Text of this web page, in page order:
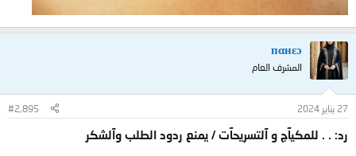
пαнεɔ
المشرف العام
27 يناير 2024 #2,895
رد: . . للمكيآج و آلتسريحآت / يمنع ردود الطلب وآلشكر